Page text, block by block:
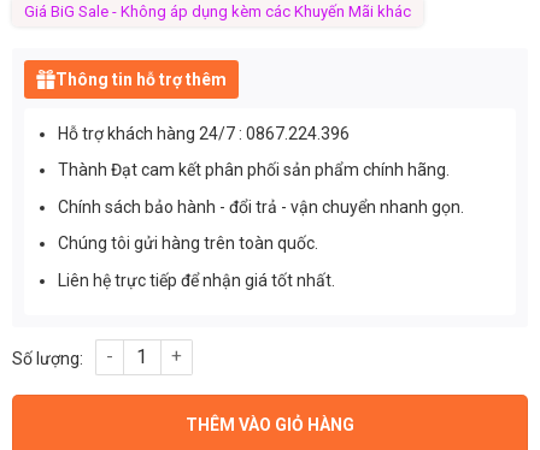
Giá BiG Sale - Không áp dụng kèm các Khuyến Mãi khác
Thông tin hỗ trợ thêm
Hỗ trợ khách hàng 24/7 : 0867.224.396
Thành Đạt cam kết phân phối sản phẩm chính hãng.
Chính sách bảo hành - đổi trả - vận chuyển nhanh gọn.
Chúng tôi gửi hàng trên toàn quốc.
Liên hệ trực tiếp để nhận giá tốt nhất.
Đèn Hắt Âm Đất 9w Vuông (TDLAD-V9) Thành Đạt Led số lượng
THÊM VÀO GIỎ HÀNG